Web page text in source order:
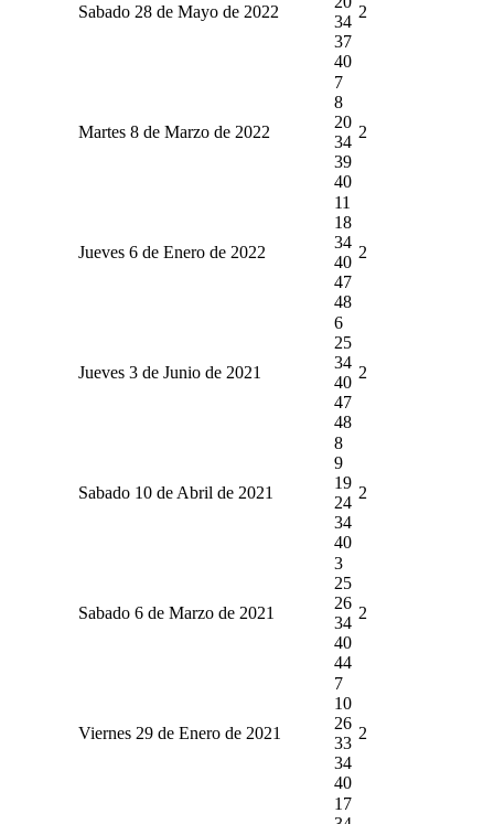
Sabado 28 de Mayo de 2022
34
37
40
2
Martes 8 de Marzo de 2022
7
8
20
34
39
40
2
Jueves 6 de Enero de 2022
11
18
34
40
47
48
2
Jueves 3 de Junio de 2021
6
25
34
40
47
48
2
Sabado 10 de Abril de 2021
8
9
19
24
34
40
2
Sabado 6 de Marzo de 2021
3
25
26
34
40
44
2
Viernes 29 de Enero de 2021
7
10
26
33
34
40
2
17